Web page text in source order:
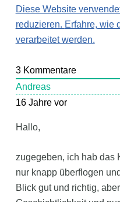
Diese Website
reduzieren. Erfahre, wie
verarbeitet werden.
3Kommentare
Andreas
16 Jahre vor
Hallo,
zugegeben, ich hab das
nur knapp überflogen
Blick gut und richtig,